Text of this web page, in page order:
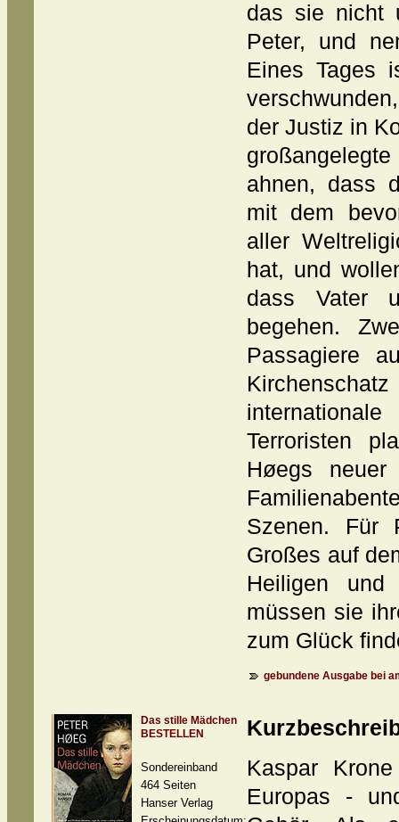
das sie nicht
Peter, und
Eines Tages
der Justiz in
ahnen, dass
mit dem
aller
hat, und
dass Vater
begehen.
Passagiere
internationale
Terroristen
Høegs
Szenen. Für
Großes auf
Heiligen und
müssen sie
zum Glück
gebundene Ausgabe bei
Das stille Mädchen
BESTELLEN
Sondereinband
464 Seiten
Hanser Verlag
Kaspar
Europas -